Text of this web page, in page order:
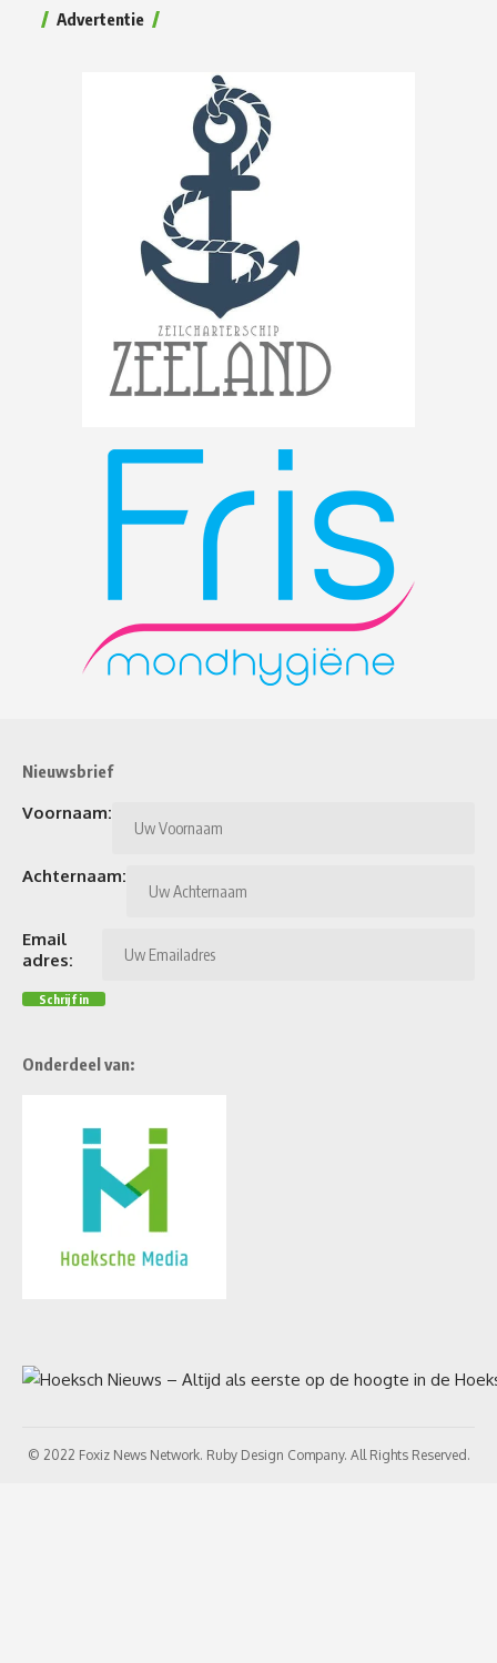
Advertentie
Nieuwsbrief
Voornaam:
Achternaam:
Email
adres:
Onderdeel van:
© 2022 Foxiz News Network. Ruby Design Company. All Rights Reserved.